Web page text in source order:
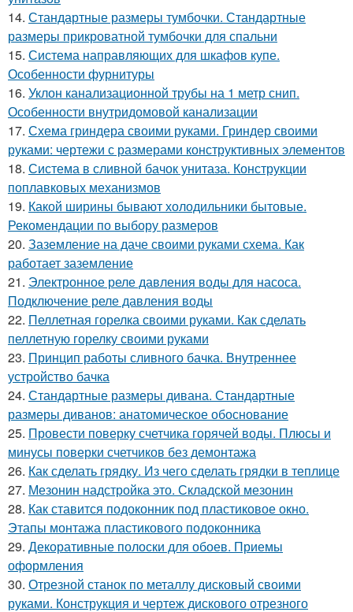
14. Стандартные размеры тумбочки. Стандартные
размеры прикроватной тумбочки для спальни
15. Система направляющих для шкафов купе.
Особенности фурнитуры
16. Уклон канализационной трубы на 1 метр снип.
Особенности внутридомовой канализации
17. Схема гриндера своими руками. Гриндер своими
руками: чертежи с размерами конструктивных элементов
18. Система в сливной бачок унитаза. Конструкции
поплавковых механизмов
19. Какой ширины бывают холодильники бытовые.
Рекомендации по выбору размеров
20. Заземление на даче своими руками схема. Как
работает заземление
21. Электронное реле давления воды для насоса.
Подключение реле давления воды
22. Пеллетная горелка своими руками. Как сделать
пеллетную горелку своими руками
23. Принцип работы сливного бачка. Внутреннее
устройство бачка
24. Стандартные размеры дивана. Стандартные
размеры диванов: анатомическое обоснование
25. Провести поверку счетчика горячей воды. Плюсы и
минусы поверки счетчиков без демонтажа
26. Как сделать грядку. Из чего сделать грядки в теплице
27. Мезонин надстройка это. Складской мезонин
28. Как ставится подоконник под пластиковое окно.
Этапы монтажа пластикового подоконника
29. Декоративные полоски для обоев. Приемы
оформления
30. Отрезной станок по металлу дисковый своими
руками. Конструкция и чертеж дискового отрезного